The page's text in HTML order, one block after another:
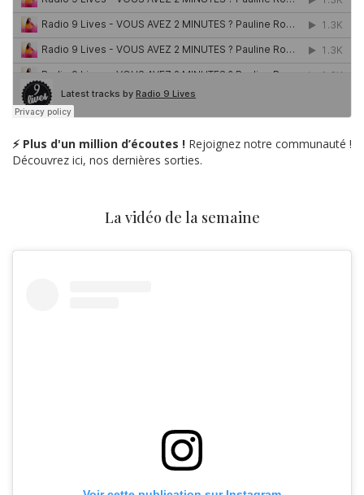
⚡ Plus d'un million d’écoutes ! Rejoignez notre communauté !
Découvrez ici, nos dernières sorties.
La vidéo de la semaine